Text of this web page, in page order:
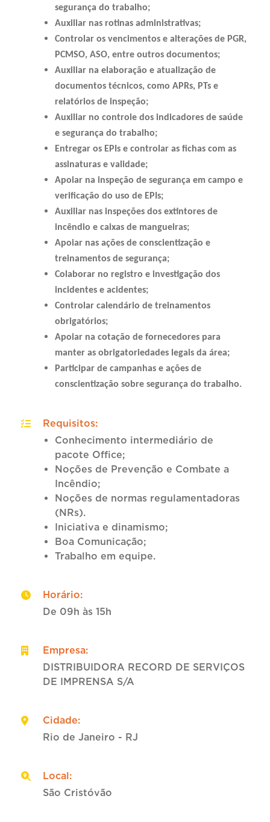
segurança do trabalho;
Auxiliar nas rotinas administrativas;
Controlar os vencimentos e alterações de PGR,
PCMSO, ASO, entre outros documentos;
Auxiliar na elaboração e atualização de
documentos técnicos, como APRs, PTs e
relatórios de inspeção;
Auxiliar no controle dos indicadores de saúde
e segurança do trabalho;
Entregar os EPIs e controlar as fichas com as
assinaturas e validade;
Apoiar na inspeção de segurança em campo e
verificação do uso de EPIs;
Auxiliar nas inspeções dos extintores de
incêndio e caixas de mangueiras;
Apoiar nas ações de conscientização e
treinamentos de segurança;
Colaborar no registro e investigação dos
incidentes e acidentes;
Controlar calendário de treinamentos
obrigatórios;
Apoiar na cotação de fornecedores para
manter as obrigatoriedades legais da área;
Participar de campanhas e ações de
conscientização sobre segurança do trabalho.
Requisitos:
Conhecimento intermediário de
pacote Office;
Noções de Prevenção e Combate a
Incêndio;
Noções de normas regulamentadoras
(NRs).
Iniciativa e dinamismo;
Boa Comunicação;
Trabalho em equipe.
Horário:
De 09h às 15h
Empresa:
DISTRIBUIDORA RECORD DE SERVIÇOS
DE IMPRENSA S/A
Cidade:
Rio de Janeiro - RJ
Local:
São Cristóvão